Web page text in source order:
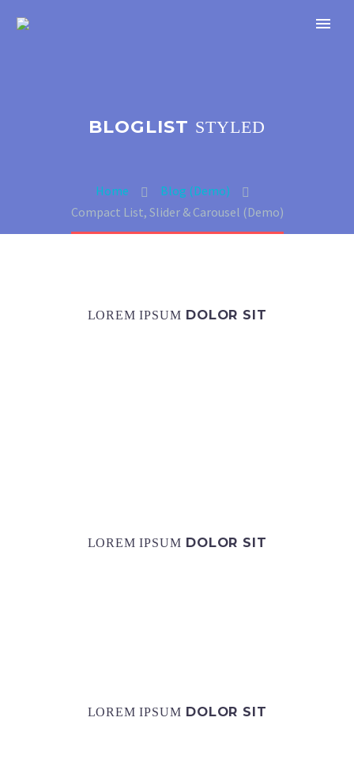
BLOGLIST STYLED
Home
Blog (Demo)
Compact List, Slider & Carousel (Demo)
LOREM IPSUM DOLOR SIT
LOREM IPSUM DOLOR SIT
LOREM IPSUM DOLOR SIT